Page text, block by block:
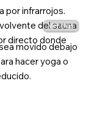
por infrarrojos.
del sauna
directo donde
Ver más
movido debajo
hacer yoga o